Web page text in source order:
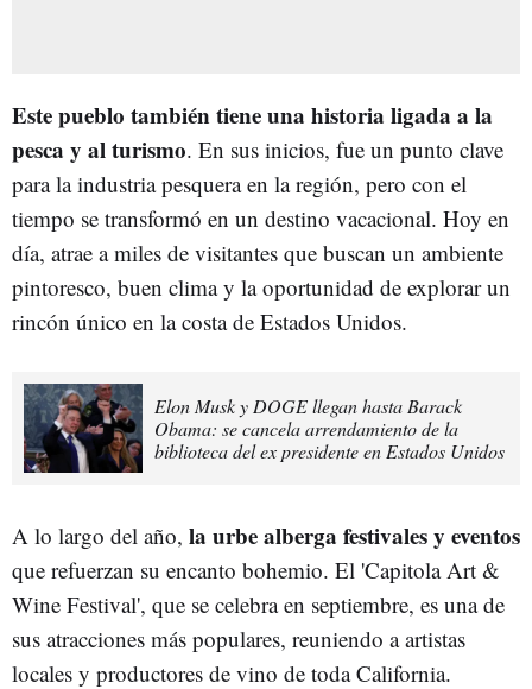
Este pueblo también tiene una historia ligada a la
pesca y al turismo. En sus inicios, fue un punto clave
para la industria pesquera en la región, pero con el
tiempo se transformó en un destino vacacional. Hoy en
día, atrae a miles de visitantes que buscan un ambiente
pintoresco, buen clima y la oportunidad de explorar un
rincón único en la costa de Estados Unidos.
Elon Musk y DOGE llegan hasta Barack
Obama: se cancela arrendamiento de la
biblioteca del ex presidente en Estados Unidos
A lo largo del año, la urbe alberga festivales y eventos
que refuerzan su encanto bohemio. El 'Capitola Art &
Wine Festival', que se celebra en septiembre, es una de
sus atracciones más populares, reuniendo a artistas
locales y productores de vino de toda California.